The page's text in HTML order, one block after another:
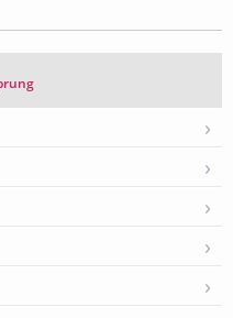
›
›
›
›
›